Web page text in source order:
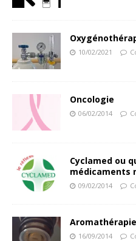
10/02/2021
Oncologie
06/02/2014
Cyclamed ou
médicaments
09/02/2014
16/09/2014